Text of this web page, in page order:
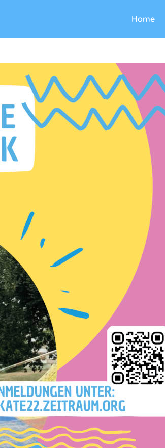
Home